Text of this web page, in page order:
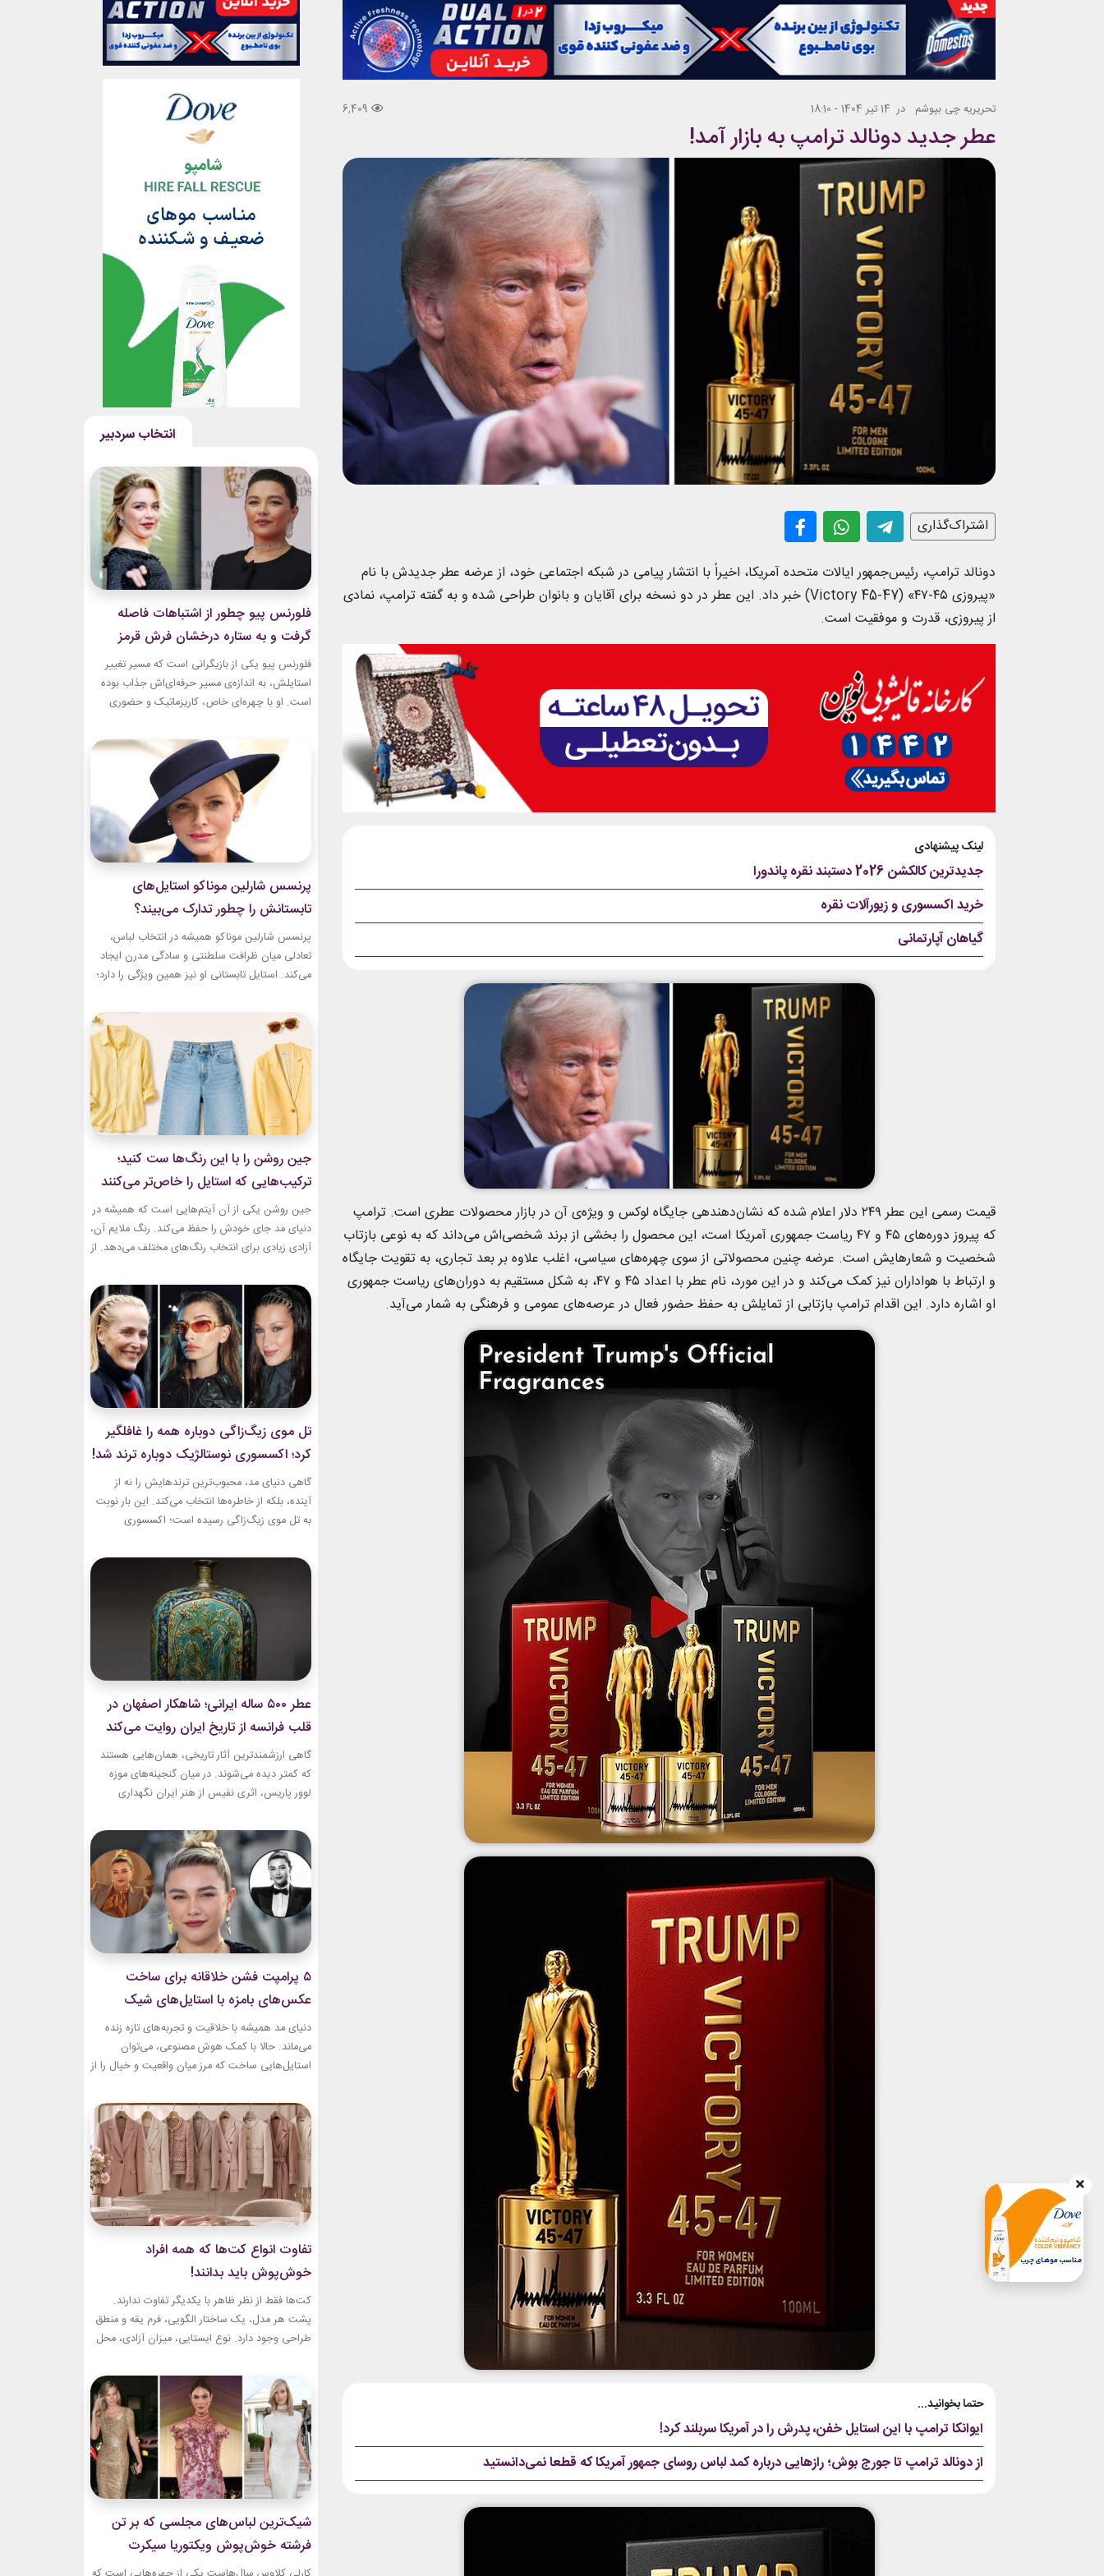
تحریریه چی بپوشم در 14 تیر 1404 - 18:10 6,409
عطر جدید دونالد ترامپ به بازار آمد!
اشتراک‌گذاری
دونالد ترامپ، رئیس‌جمهور ایالات متحده آمریکا، اخیراً با انتشار پیامی در شبکه اجتماعی خود، از عرضه عطر جدیدش با نام
«پیروزی ۴۵-۴۷» (Victory 45-47) خبر داد. این عطر در دو نسخه برای آقایان و بانوان طراحی شده و به گفته ترامپ، نمادی
از پیروزی، قدرت و موفقیت است.
لینک پیشنهادی
جدیدترین کالکشن 2026 دستبند نقره پاندورا
خرید اکسسوری و زیورآلات نقره
گیاهان آپارتمانی
قیمت رسمی این عطر ۲۴۹ دلار اعلام شده که نشان‌دهندهی جایگاه لوکس و ویژه‌ی آن در بازار محصولات عطری است. ترامپ
که پیروز دوره‌های ۴۵ و ۴۷ ریاست جمهوری آمریکا است، این محصول را بخشی از برند شخصی‌اش می‌داند که به نوعی بازتاب
شخصیت و شعارهایش است. عرضه چنین محصولاتی از سوی چهره‌های سیاسی، اغلب علاوه بر بعد تجاری، به تقویت جایگاه
و ارتباط با هواداران نیز کمک می‌کند و در این مورد، نام عطر با اعداد ۴۵ و ۴۷، به شکل مستقیم به دوران‌های ریاست جمهوری
او اشاره دارد. این اقدام ترامپ بازتابی از تمایلش به حفظ حضور فعال در عرصه‌های عمومی و فرهنگی به شمار می‌آید.
حتما بخوانید...
ایوانکا ترامپ با این استایل خفن، پدرش را در آمریکا سربلند کرد!
از دونالد ترامپ تا جورج بوش؛ رازهایی درباره کمد لباس روسای جمهور آمریکا که قطعا نمی‌دانستید
فلورنس پیو چطور از اشتباهات فاصله
گرفت و به ستاره درخشان فرش قرمز
تبدیل شد؟
فلورنس پیو یکی از بازیگرانی است که مسیر تغییر
استایلش، به اندازه‌ی مسیر حرفه‌ای‌اش جذاب بوده
است. او با چهره‌ای خاص، کاریزماتیک و حضوری
سال‌های ابتدایی فعالیتش هنوز زبان شخصی خود را
در مد پیدا نکرده بود.لینک پیشنهادیخرید اکسسوری
و زیورآلات نقرهجدیدترین کالکشن 2026 دستبند...
پرنسس شارلین موناکو استایل‌های
تابستانش را چطور تدارک می‌بیند؟
پرنسس شارلین موناکو همیشه در انتخاب لباس،
تعادلی میان ظرافت سلطنتی و سادگی مدرن ایجاد
می‌کند. استایل تابستانی او نیز همین ویژگی را دارد؛
طراحی‌هایی که برای روزهای گرم، هم راحت هستند
و هم باشکوه. از مراسم‌های رسمی کاخ گرفته تا
حضورهای صمیمی‌تر، شارلین نشان داده که
پیراهن‌های...
جین روشن را با این رنگ‌ها ست کنید؛
ترکیب‌هایی که استایل را خاص‌تر می‌کنند
جین روشن یکی از آن آیتم‌هایی است که همیشه در
دنیای مد جای خودش را حفظ می‌کند. رنگ ملایم آن،
آزادی زیادی برای انتخاب رنگ‌های مختلف می‌دهد. از
مینیمال، جین روشن می‌تواند پایه یک ظاهر شیک و
امروزی باشد. کافی است رنگ همراه آن را درست
انتخاب...
تل موی زیگ‌زاگی دوباره همه را غافلگیر
کرد؛ اکسسوری نوستالژیک دوباره ترند شد!
گاهی دنیای مد، محبوب‌ترین ترندهایش را نه از
آینده، بلکه از خاطره‌ها انتخاب می‌کند. این بار نوبت
به تل موی زیگ‌زاگی رسیده است؛ اکسسوری‌
اوایل دهه ۲۰۰۰ به یاد دارند و حالا با ظاهری آشنا اما
جایگاهی تازه، دوباره به مرکز توجه برگشته است....
عطر ۵۰۰ ساله ایرانی؛ شاهکار اصفهان در
قلب فرانسه از تاریخ ایران روایت می‌کند
گاهی ارزشمندترین آثار تاریخی، همان‌هایی هستند
که کمتر دیده می‌شوند. در میان گنجینه‌های موزه
لوور پاریس، اثری نفیس از هنر ایران نگهداری
ذوق، زیبایی و مهارت هنرمندان عصر صفوی است.
بطری عطر صفوی در موزه لوور امروز به یکی از
جذاب‌ترین نمونه‌های هنر ایرانی تبدیل...
۵ پرامپت‌ فشن خلاقانه برای ساخت
عکس‌های بامزه با استایل‌های شیک
دنیای مد همیشه با خلاقیت و تجربه‌های تازه زنده
می‌ماند. حالا با کمک هوش مصنوعی، می‌توان
استایل‌هایی ساخت که مرز میان واقعیت و خیال را از
معرفی می‌کنیم که برای ساخت عکس‌های خاص،
بامزه و متفاوت طراحی شده‌اند. ایده‌هایی که فقط
یک تصویر زیبا نمی‌سازند؛ بلکه...
تفاوت انواع کت‌ها که همه افراد
خوش‌پوش باید بدانند!
کت‌ها فقط از نظر ظاهر با یکدیگر تفاوت ندارند.
پشت هر مدل، یک ساختار الگویی، فرم یقه و منطق
طراحی وجود دارد. نوع ایستایی، میزان آزادی، محل
کت را مشخص می‌کند. یک بلیزر حس رسمی و
شهری دارد، اما یک کت رپ یا اورسایز می‌تواند آزادی
و...
شیک‌ترین لباس‌های مجلسی که بر تن
فرشته خوش‌پوش ویکتوریا سیکرت
دیده‌ایم!